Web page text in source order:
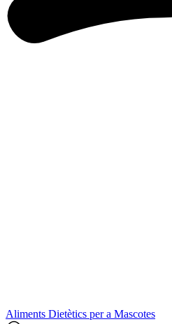
Aliments Dietètics per a Mascotes